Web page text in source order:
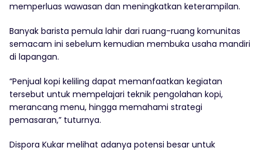
memperluas wawasan dan meningkatkan keterampilan.
Banyak barista pemula lahir dari ruang-ruang komunitas
semacam ini sebelum kemudian membuka usaha mandiri
di lapangan.
“Penjual kopi keliling dapat memanfaatkan kegiatan
tersebut untuk mempelajari teknik pengolahan kopi,
merancang menu, hingga memahami strategi
pemasaran,” tuturnya.
Dispora Kukar melihat adanya potensi besar untuk